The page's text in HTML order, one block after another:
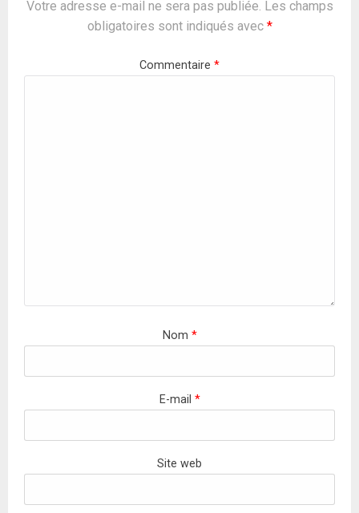
Votre adresse e-mail ne sera pas publiée. Les champs
obligatoires sont indiqués avec *
Commentaire *
Nom *
E-mail *
Site web